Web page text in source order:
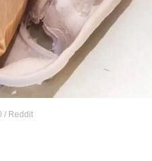
/ Reddit